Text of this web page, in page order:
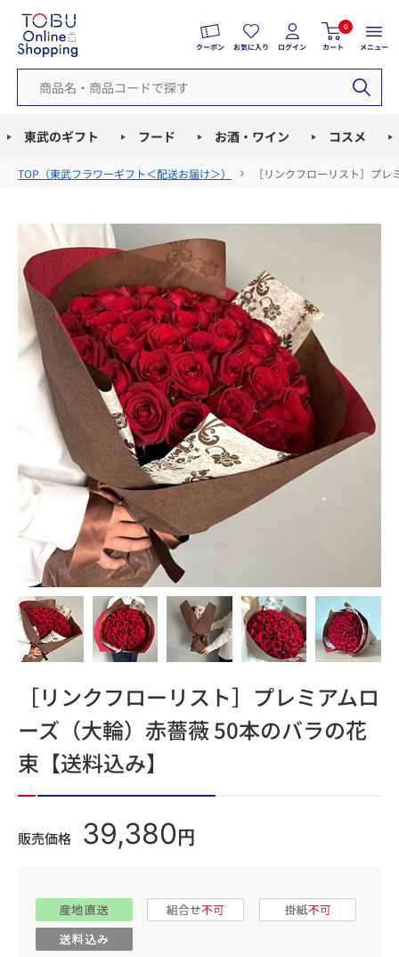
クーポン お気に入り ログイン
0
カート メニュー
東武のギフト フード お酒・ワイン コスメ
TOP（東武フラワーギフト＜配送お届け＞） ［リンクフローリスト］プ
［リンクフローリスト］プレミアムロ
ーズ（大輪）赤薔薇 50本のバラの花
束【送料込み】
販売価格 39,380 円